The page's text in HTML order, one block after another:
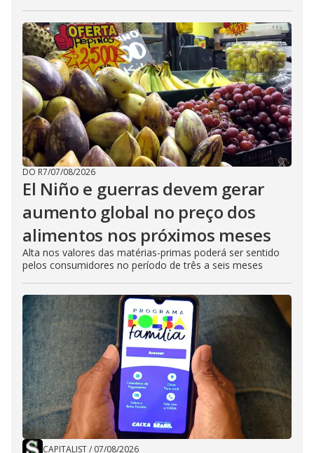
DO R7/07/08/2026
El Niño e guerras devem gerar
aumento global no preço dos
alimentos nos próximos meses
Alta nos valores das matérias-primas poderá ser sentido
pelos consumidores no período de três a seis meses
CAPITALIST/ 07/08/2026